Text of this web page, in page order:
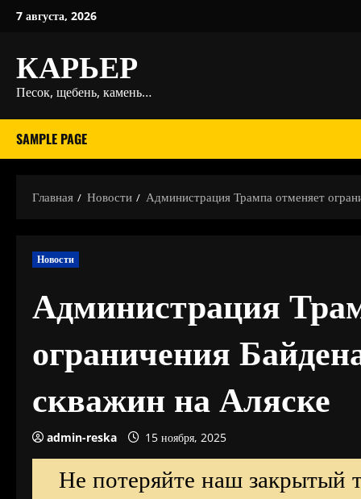
Перейти
7 августа, 2026
КАРЬЕР
Песок, щебень, камень…
SAMPLE PAGE
Главная Новости Администрация Трампа отменяет
Новости
Администрация
ограничения
скважин на Аляске
admin-reska 15 ноября, 2025
Не потеряйте наш закрытый